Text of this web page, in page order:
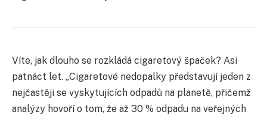
Víte, jak dlouho se rozkládá cigaretový špaček? Asi
patnáct let. „Cigaretové nedopalky představují jeden z
nejčastěji se vyskytujících odpadů na planetě, přičemž
analýzy hovoří o tom, že až 30 % odpadu na veřejných